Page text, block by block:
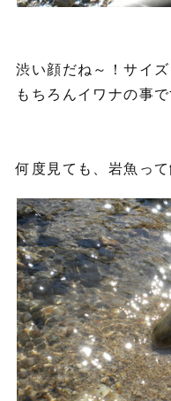
渋い顔だね～！サイ
もちろんイワナの事で
何度見ても、岩魚って